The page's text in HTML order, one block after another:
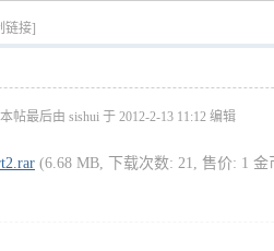
链接]
本帖最后由 sishui 于 2012-2-13 11:12 编辑
(6.68 MB, 下载次数: 21, 售价: 1 金